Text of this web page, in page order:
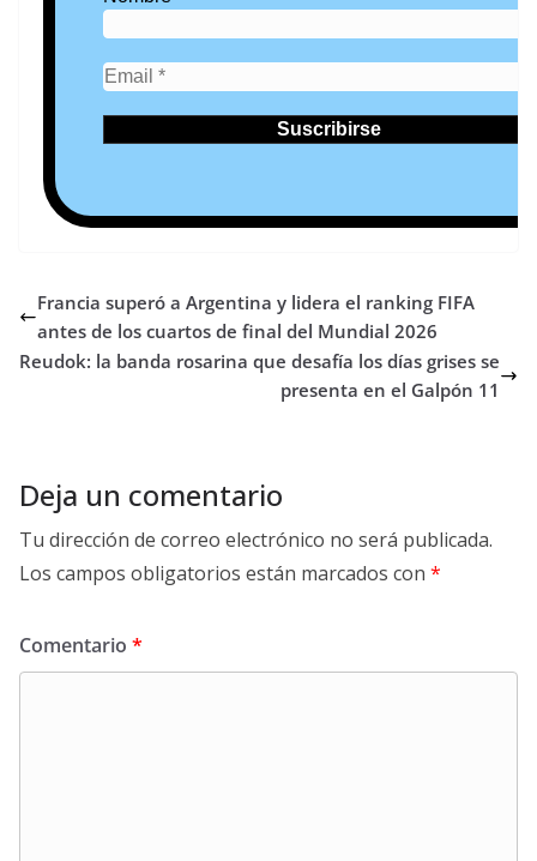
Francia superó a Argentina y lidera el ranking FIFA
antes de los cuartos de final del Mundial 2026
Reudok: la banda rosarina que desafía los días grises se
presenta en el Galpón 11
Deja un comentario
Tu dirección de correo electrónico no será publicada.
Los campos obligatorios están marcados con *
Comentario *